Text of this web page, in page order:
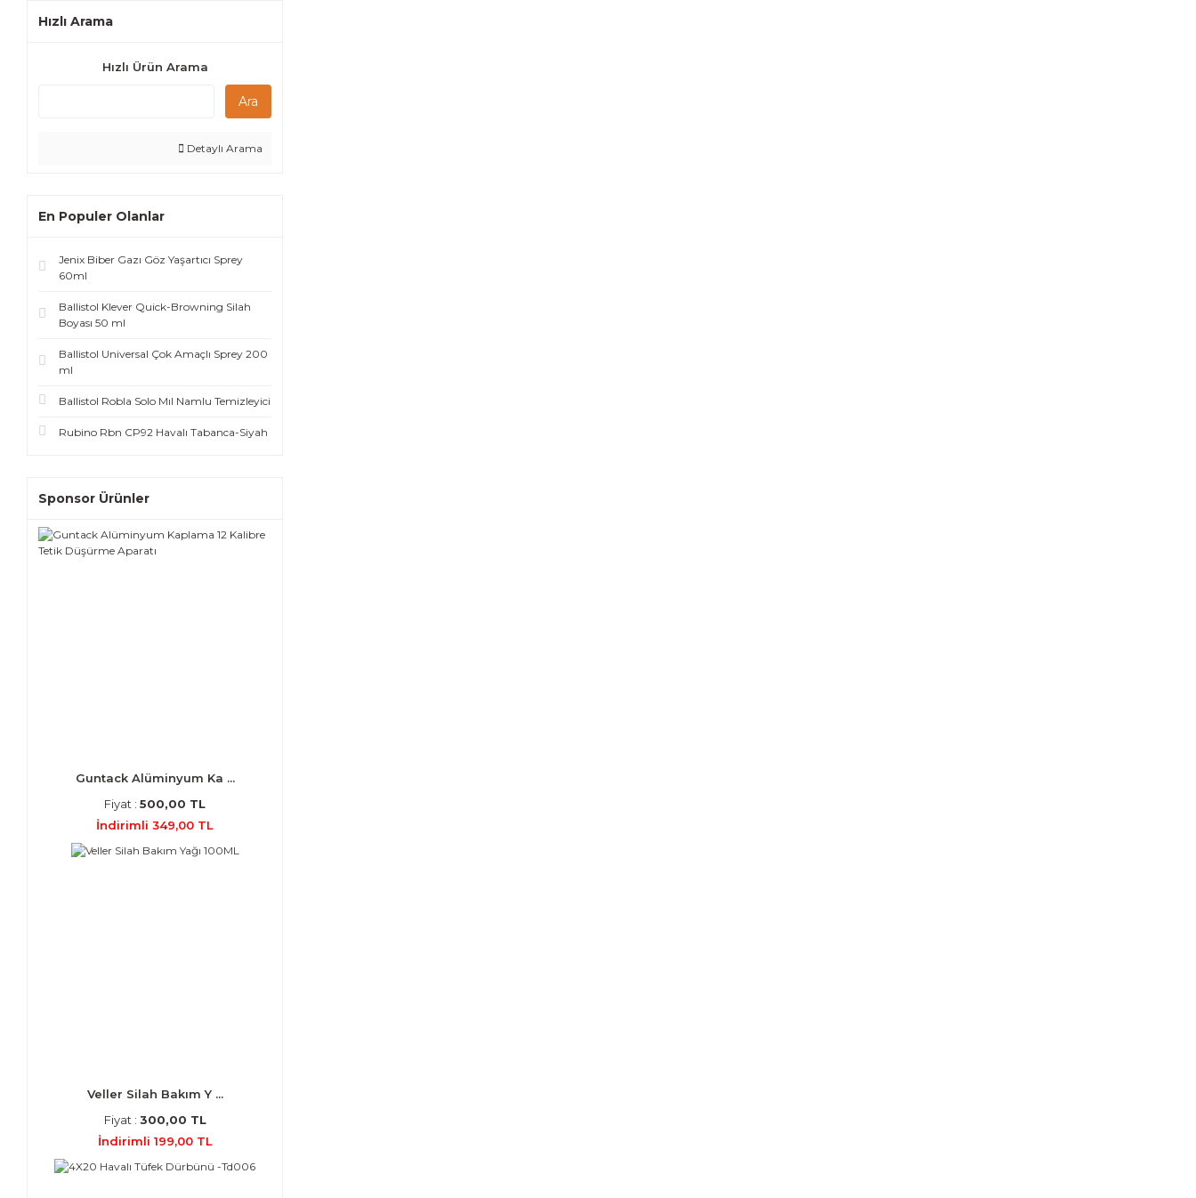
Hızlı Arama
Hızlı Ürün Arama
Ara
Detaylı Arama
En Populer Olanlar
Jenix Biber Gazı Göz Yaşartıcı Sprey
60ml
Ballistol Klever Quick-Browning Silah
Boyası 50 ml
Ballistol Universal Çok Amaçlı Sprey 200
ml
Ballistol Robla Solo Mıl Namlu Temizleyici
Rubino Rbn CP92 Havalı Tabanca-Siyah
Sponsor Ürünler
Guntack Alüminyum Ka ...
Fiyat : 500,00 TL
İndirimli 349,00 TL
Veller Silah Bakım Y ...
Fiyat : 300,00 TL
İndirimli 199,00 TL